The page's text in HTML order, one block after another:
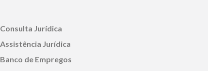
Consulta Jurídica
Assistência Jurídica
Banco de Empregos